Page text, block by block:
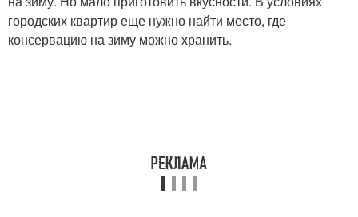
городских квартир еще нужно найти место, где
консервацию на зиму можно хранить.